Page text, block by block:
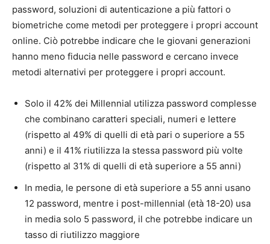
password, soluzioni di autenticazione a più fattori o
biometriche come metodi per proteggere i propri account
online. Ciò potrebbe indicare che le giovani generazioni
hanno meno fiducia nelle password e cercano invece
metodi alternativi per proteggere i propri account.
Solo il 42% dei Millennial utilizza password complesse
che combinano caratteri speciali, numeri e lettere
(rispetto al 49% di quelli di età pari o superiore a 55
anni) e il 41% riutilizza la stessa password più volte
(rispetto al 31% di quelli di età superiore a 55 anni)
In media, le persone di età superiore a 55 anni usano
12 password, mentre i post-millennial (età 18-20) usa
in media solo 5 password, il che potrebbe indicare un
tasso di riutilizzo maggiore